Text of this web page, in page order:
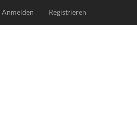
Anmelden Registrieren